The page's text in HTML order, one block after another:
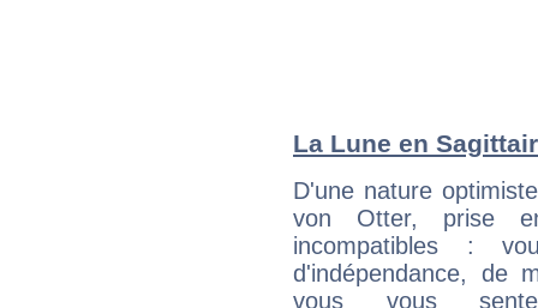
La Lune en
D'une nature
von Otter, prise
incompatibles :
d'indépendance, de
vous vous